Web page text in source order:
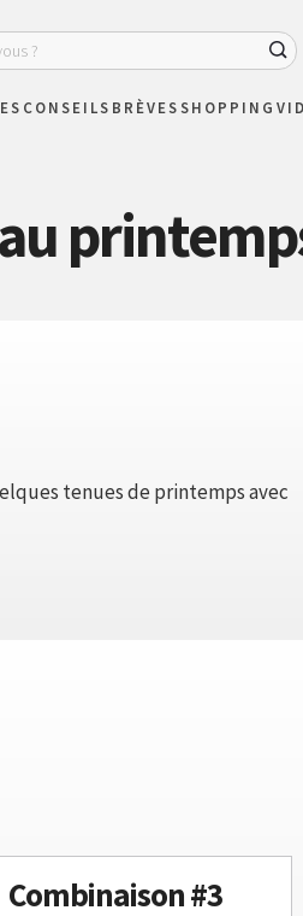
CONSEILS BRÈVESSHOPPING
tenues de printemps avec
Combinaison #3